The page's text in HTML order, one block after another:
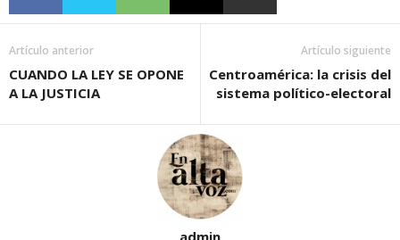
Artículo anterior
CUANDO LA LEY SE OPONE
A LA JUSTICIA
Artículo siguiente
Centroamérica: la crisis del
sistema político-electoral